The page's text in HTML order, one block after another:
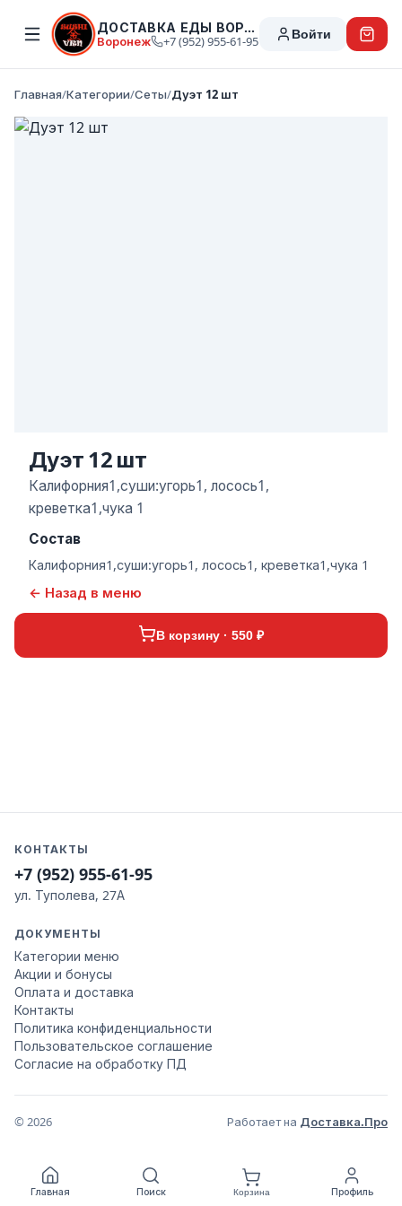
ДОСТАВКА ЕДЫ ВОРОНЕЖ
Воронеж +7 (952) 955-61-95 Войти
Главная/Категории/Сеты/Дуэт 12 шт
Дуэт 12 шт
Калифорния1,суши:угорь1, лосось1,
креветка1,чука 1
Состав
Калифорния1,суши:угорь1, лосось1, креветка1,чука 1
← Назад в меню
В корзину · 550 ₽
КОНТАКТЫ
+7 (952) 955-61-95
ул. Туполева, 27А
ДОКУМЕНТЫ
Категории меню
Акции и бонусы
Оплата и доставка
Контакты
Политика конфиденциальности
Пользовательское соглашение
Согласие на обработку ПД
© 2026 Работает на Доставка.Про
Главная Поиск Корзина Профиль